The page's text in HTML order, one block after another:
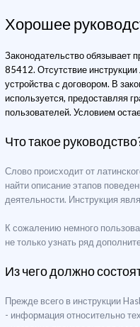
Хорошее
Законодательство обязывает
85412. Отсутствие
устройства с договором. В
используется, предоставляя
пользователей. Условием
Что такое
Слово происходит от
найти описание этапов
деятельности. Инструкция
К сожалению немного
не только узнать ряд
Из чего должно
Прежде всего в инструкции
- информация относительно